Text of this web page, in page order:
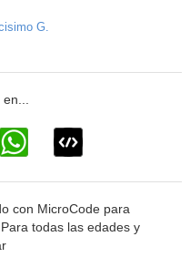
G.
con MicroCode para
todas las edades y